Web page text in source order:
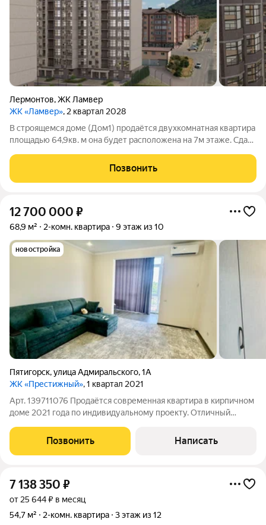
Лермонтов,ЖК Ламвер
ЖК «Ламвер», 2 квартал 2028
В строящемся доме (Дом1) продаётся двухкомнатная квартира
площадью 64,9кв. м она будет расположена на 7м этаже. Сдача
входит в новый жилой комплекс от застройщика
«КавМинТрестСтрой».
Позвонить
12 700 000 ₽
68,9 м² 2-комн. квартира 9 этаж из 10
новостройка
Пятигорск,улица Адмиральского,1А
ЖК «Престижный», 1 квартал 2021
Арт. 139711076 Продаётся современная квартира в кирпичном
доме 2021 года по индивидуальному проекту. Отличный
планировкой, качественными материалами и
энергоэффективным отоплением. Ключевые
Позвонить Написать
7 138 350 ₽
от 25 644 ₽ в месяц
54,7 м²
2-комн. квартира 3 этаж из 12